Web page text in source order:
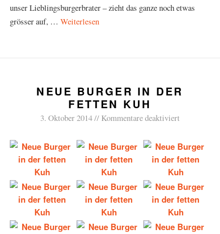
unser Lieblingsburgerbrater – zieht das ganze noch etwas
grösser auf, … Weiterlesen
NEUE BURGER IN DER
FETTEN KUH
3. Oktober 2014 Kommentare deaktiviert